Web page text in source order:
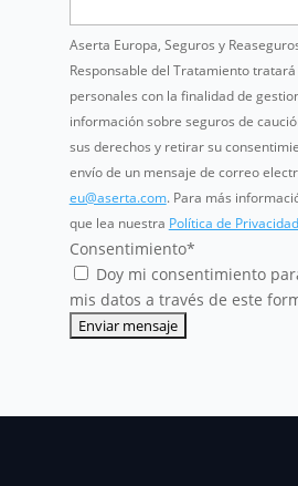
Aserta Europa, Seguros y
Responsable del Tratamiento
personales con la finalidad de
información sobre seguros de
sus derechos y retirar su
envío de un mensaje de correo
eu@aserta.com. Para más
que lea nuestra Política de
Consentimiento*
Doy mi consentimiento
mis datos a través de este